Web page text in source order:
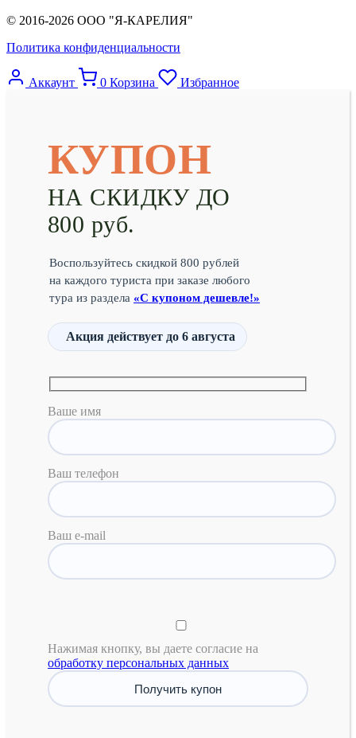
© 2016-2026 ООО "Я-КАРЕЛИЯ"
Политика конфиденциальности
Аккаунт 0 Корзина Избранное
КУПОН
НА СКИДКУ ДО
800 руб.
Воспользуйтесь скидкой 800 рублей
на каждого туриста при заказе любого
тура из раздела «С купоном дешевле!»
Акция действует до 6 августа
Ваше имя
Ваш телефон
Ваш e-mail
Нажимая кнопку, вы даете согласие на
обработку персональных данных